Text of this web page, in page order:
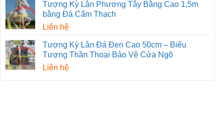
Tượng Kỳ Lân Phương Tây Bằng Cao 1,5m
bằng Đá Cẩm Thạch
Liên hệ
Tượng Kỳ Lân Đá Đen Cao 50cm – Biểu
Tượng Thần Thoại Bảo Vệ Cửa Ngõ
Liên hệ